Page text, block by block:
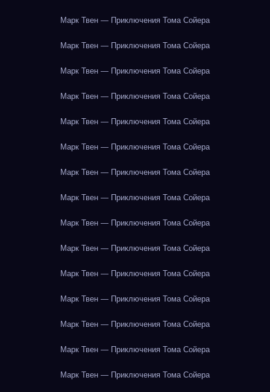
Марк Твен — Приключения Тома Сойера
Марк Твен — Приключения Тома Сойера
Марк Твен — Приключения Тома Сойера
Марк Твен — Приключения Тома Сойера
Марк Твен — Приключения Тома Сойера
Марк Твен — Приключения Тома Сойера
Марк Твен — Приключения Тома Сойера
Марк Твен — Приключения Тома Сойера
Марк Твен — Приключения Тома Сойера
Марк Твен — Приключения Тома Сойера
Марк Твен — Приключения Тома Сойера
Марк Твен — Приключения Тома Сойера
Марк Твен — Приключения Тома Сойера
Марк Твен — Приключения Тома Сойера
Марк Твен — Приключения Тома Сойера